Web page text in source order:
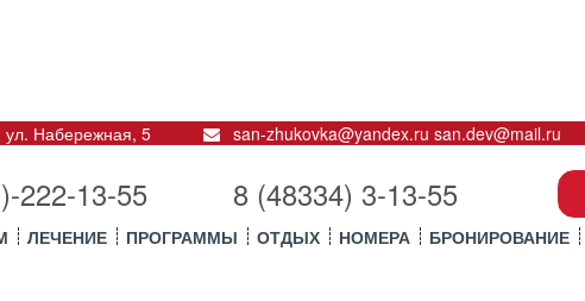
ул. Набережная, 5 san-zhukovka@yandex.ru san.dev@mail.ru
222-13-55 8 (48334) 3-13-55
ЛЕЧЕНИЕ ПРОГРАММЫ ОТДЫХ НОМЕРА БРОНИРОВАНИЕ